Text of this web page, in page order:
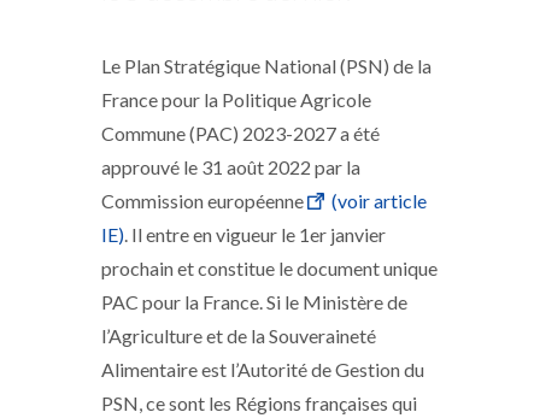
Le Plan Stratégique National (PSN) de la
France pour la Politique Agricole
Commune (PAC) 2023-2027 a été
approuvé le 31 août 2022 par la
Commission européenne
(voir article
IE) . Il entre en vigueur le 1er janvier
prochain et constitue le document unique
PAC pour la France. Si le Ministère de
l’Agriculture et de la Souveraineté
Alimentaire est l’Autorité de Gestion du
PSN, ce sont les Régions françaises qui